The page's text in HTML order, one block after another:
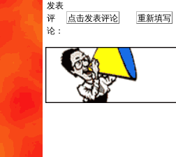
发表
评
论：